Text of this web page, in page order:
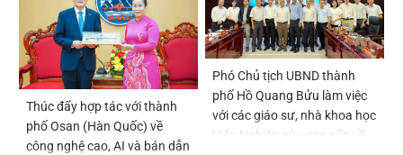
Thúc đẩy hợp tác với thành
phố Osan (Hàn Quốc) về
công nghệ cao, AI và bán dẫn
Phó Chủ tịch UBND thành
phố Hồ Quang Bửu làm việc
với các giáo sư, nhà khoa học
Viện Nghiên cứu cao cấp về